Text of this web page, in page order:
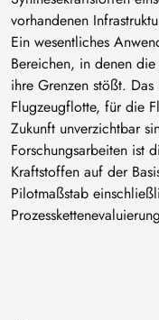
vorhandenen
Ein wesentliches
Bereichen, in denen
ihre Grenzen stößt.
Flugzeugflotte, für die
Zukunft unverzichtbar
Forschungsarbeiten ist
Kraftstoffen auf der
Pilotmaßstab